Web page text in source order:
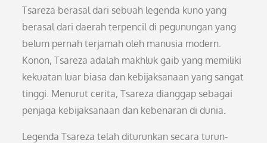
Tsareza berasal dari sebuah legenda kuno yang
berasal dari daerah terpencil di pegunungan yang
belum pernah terjamah oleh manusia modern.
Konon, Tsareza adalah makhluk gaib yang memiliki
kekuatan luar biasa dan kebijaksanaan yang sangat
tinggi. Menurut cerita, Tsareza dianggap sebagai
penjaga kebijaksanaan dan kebenaran di dunia.
Legenda Tsareza telah diturunkan secara turun-